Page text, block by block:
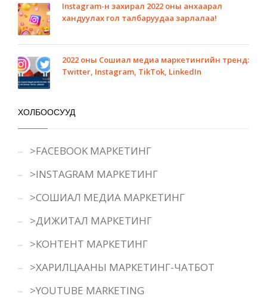
Instagram-н захирал 2022 оны анхаарал
хандуулах гол талбаруудаа зарлалаа!
2022 оны Сошиал медиа маркетингийн тренд:
Twitter, Instagram, TikTok, LinkedIn
ХОЛБООСУУД
>FACEBOOK МАРКЕТИНГ
>INSTAGRAM МАРКЕТИНГ
>СОШИАЛ МЕДИА МАРКЕТИНГ
>ДИЖИТАЛ МАРКЕТИНГ
>КОНТЕНТ МАРКЕТИНГ
>ХАРИЛЦААНЫ МАРКЕТИНГ-ЧАТБОТ
>YOUTUBE MARKETING